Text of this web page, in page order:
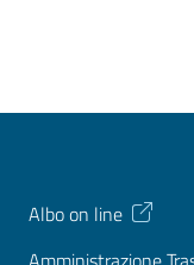
Albo on line